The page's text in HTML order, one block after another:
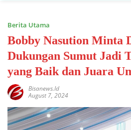
Berita Utama
Bobby Nasution Minta
Dukungan Sumut Jadi
yang Baik dan Juara
Bisanews.id
August 7, 2024